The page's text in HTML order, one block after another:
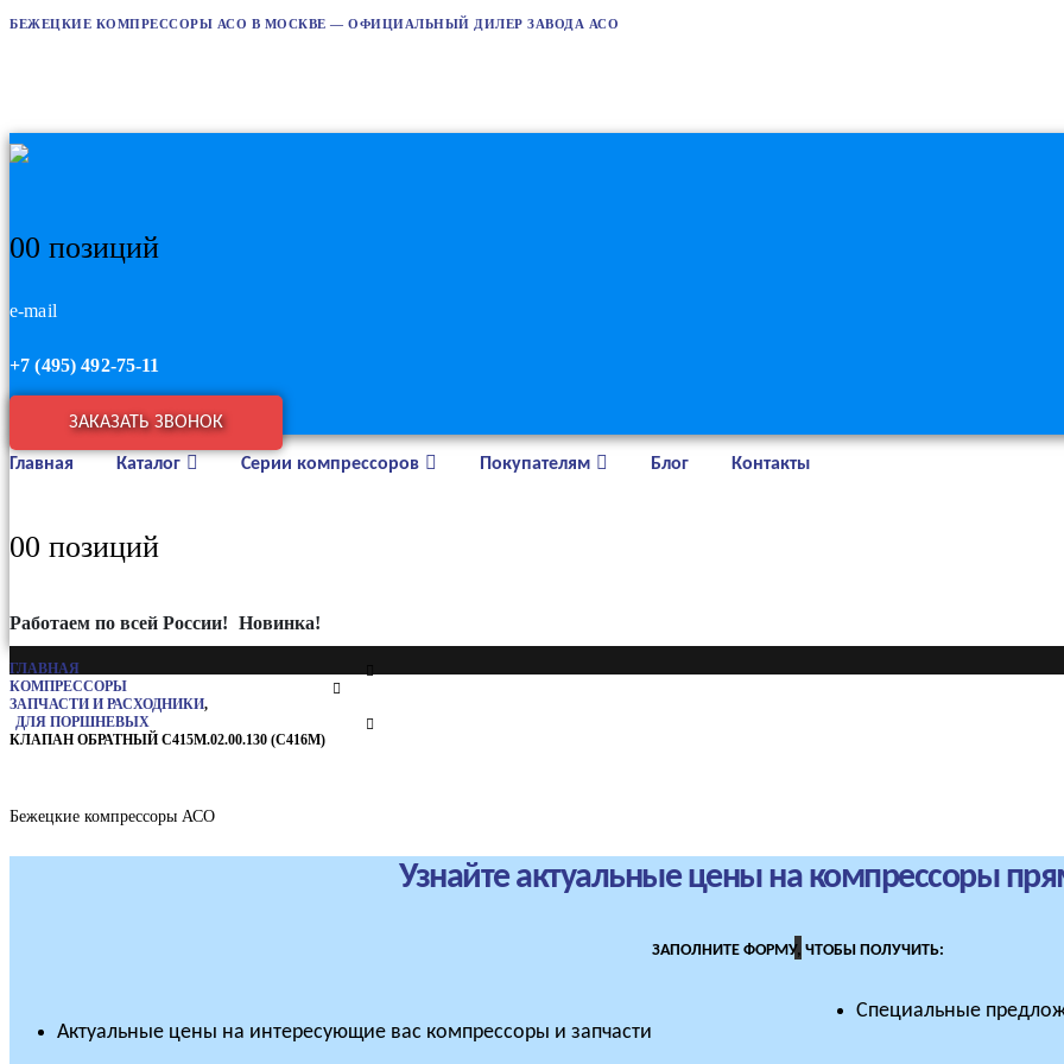
БЕЖЕЦКИЕ КОМПРЕССОРЫ АСО В МОСКВЕ — ОФИЦИАЛЬНЫЙ ДИЛЕР ЗАВОДА АСО
00 позиций
e-mail
+7 (495) 492-75-11
ЗАКАЗАТЬ ЗВОНОК
Главная Каталог Серии компрессоров Покупателям Блог Контакты
00 позиций
Работаем по всей России! Новинка!
ГЛАВНАЯ
КОМПРЕССОРЫ
ЗАПЧАСТИ И РАСХОДНИКИ,
ДЛЯ ПОРШНЕВЫХ
КЛАПАН ОБРАТНЫЙ С415М.02.00.130 (С416М)
Бежецкие компрессоры АСО
Узнайте актуальные цены на компрессоры
ЗАПОЛНИТЕ ФОРМУ, ЧТОБЫ ПОЛУЧИТЬ:
Актуальные цены на интересующие вас компрессоры и запчасти
Специальные